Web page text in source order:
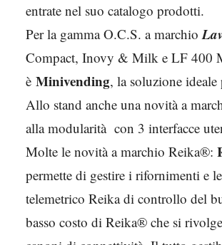
entrate nel suo catalogo prodotti.
Per la gamma O.C.S. a marchio
Compact, Inovy & Milk e LF 400
è Minivending, la soluzione
Allo stand anche una novità a
alla modularità con 3 interfacce
Molte le novità a marchio Reika®:
permette di gestire i rifornimenti e
telemetrico Reika di controllo del
basso costo di Reika® che si